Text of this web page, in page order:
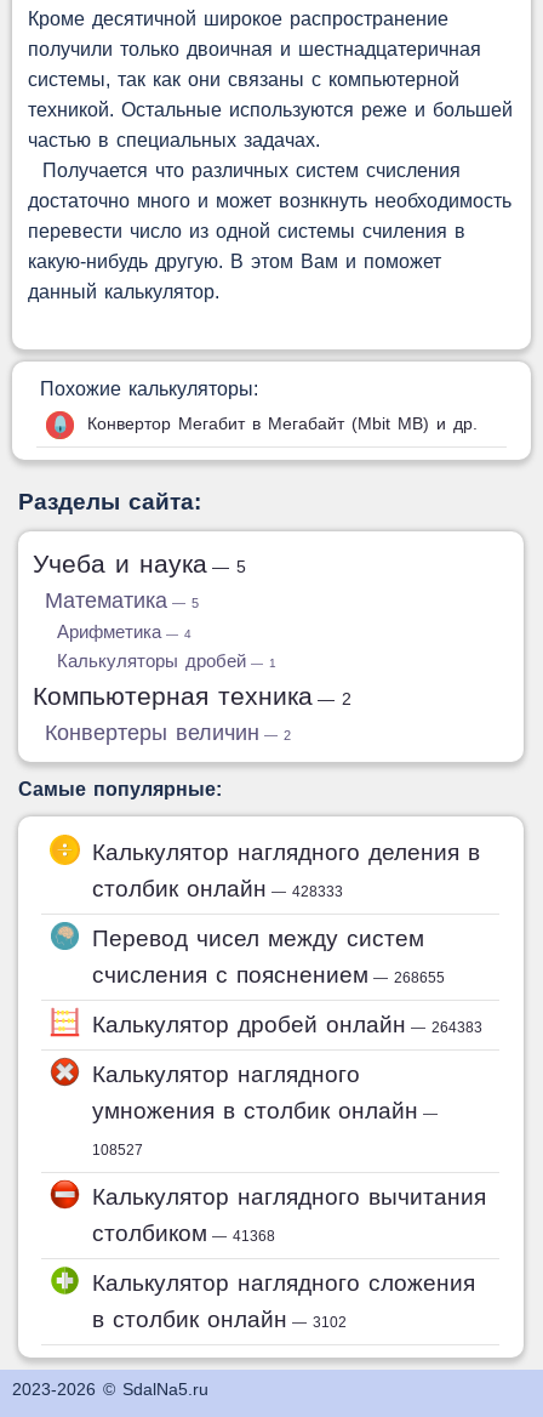
Кроме десятичной широкое распространение
получили только двоичная и шестнадцатеричная
системы, так как они связаны с компьютерной
техникой. Остальные используются реже и большей
частью в специальных задачах.
Получается что различных систем счисления
достаточно много и может вознкнуть необходимость
перевести число из одной системы счиления в
какую-нибудь другую. В этом Вам и поможет
данный калькулятор.
Похожие калькуляторы:
Конвертор Мегабит в Мегабайт (Mbit MB) и др.
Разделы сайта:
Учеба и наука — 5
Математика — 5
Арифметика — 4
Калькуляторы дробей — 1
Компьютерная техника — 2
Конвертеры величин — 2
Самые популярные:
Калькулятор наглядного деления в
столбик онлайн — 428333
Перевод чисел между систем
счисления с пояснением — 268655
Калькулятор дробей онлайн — 264383
Калькулятор наглядного
умножения в столбик онлайн —
108527
Калькулятор наглядного вычитания
столбиком — 41368
Калькулятор наглядного сложения
в столбик онлайн — 3102
2023-2026 © SdalNa5.ru